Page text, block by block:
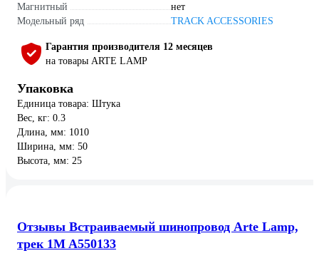
Магнитный
нет
Модельный ряд
TRACK ACCESSORIES
Гарантия производителя 12 месяцев
на товары ARTE LAMP
Упаковка
Единица товара: Штука
Вес, кг: 0.3
Длина, мм: 1010
Ширина, мм: 50
Высота, мм: 25
Отзывы Встраиваемый шинопровод Arte Lamp,
трек 1M A550133